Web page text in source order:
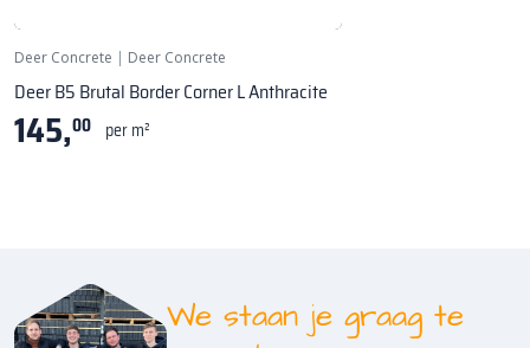
Deer Concrete | Deer Concrete
Deer B5 Brutal Border Corner L Anthracite
145,00 per m²
We staan je graag te